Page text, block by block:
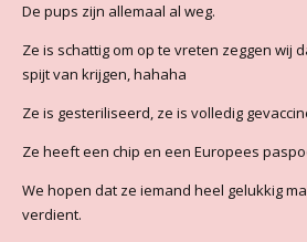
De pups zijn allemaal al weg.
Ze is schattig om op te vreten zeggen wij
spijt van krijgen, hahaha
Ze is gesteriliseerd, ze is volledig
Ze heeft een chip en een Europees
We hopen dat ze iemand heel gelukkig
verdient.